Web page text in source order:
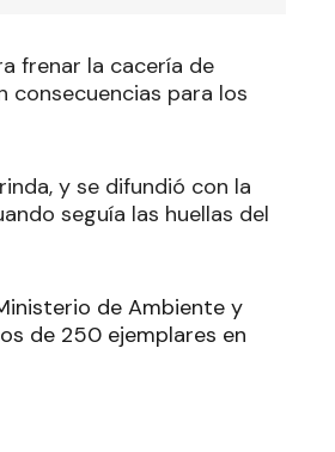
frenar la cacería de
consecuencias para los
y se difundió con la
seguía las huellas del
de Ambiente y
de 250 ejemplares en